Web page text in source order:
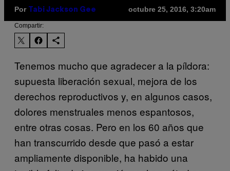
Por Tabi Jackson Gee octubre 25, 2016, 3:20am
Compartir:
Tenemos mucho que agradecer a la píldora:
supuesta liberación sexual, mejora de los
derechos reproductivos y, en algunos casos,
dolores menstruales menos espantosos,
entre otras cosas. Pero en los 60 años que
han transcurrido desde que pasó a estar
ampliamente disponible, ha habido una